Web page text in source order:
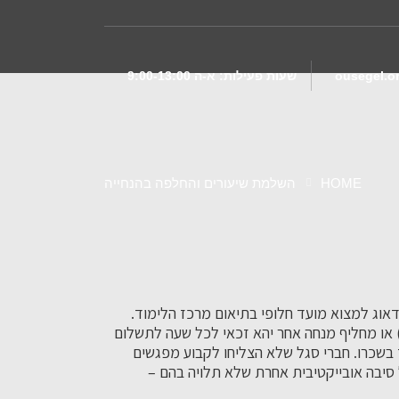
שעות פעילות:א-ה 9:00-13:00
למצוא מועד חלופי בתיאום מרכז הלימוד.
או מחליף מנחה אחר יהא זכאי לכל שעה לתשלום
קיזוז בשכרו. חברי סגל שלא הצליחו לקבוע מפגשים
אובייקטיבית אחרת שלא תלויה בהם –